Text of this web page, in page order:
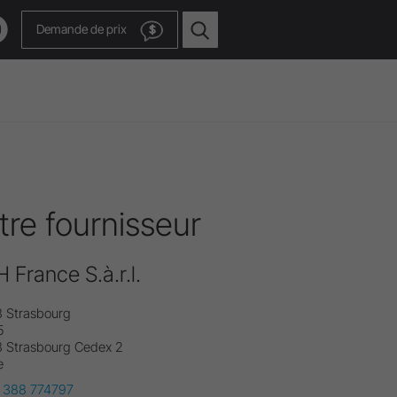
Demande de prix $
fournisseur
France S.à.r.l.
Strasbourg
Strasbourg Cedex 2
774797